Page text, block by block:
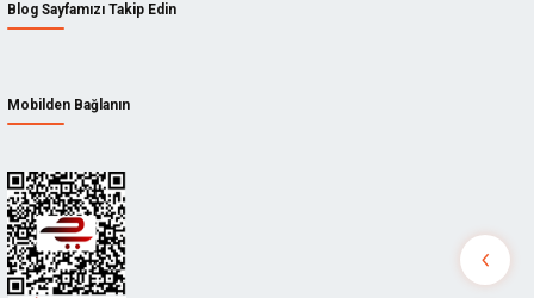
Blog Sayfamızı Takip Edin
Mobilden Bağlanın